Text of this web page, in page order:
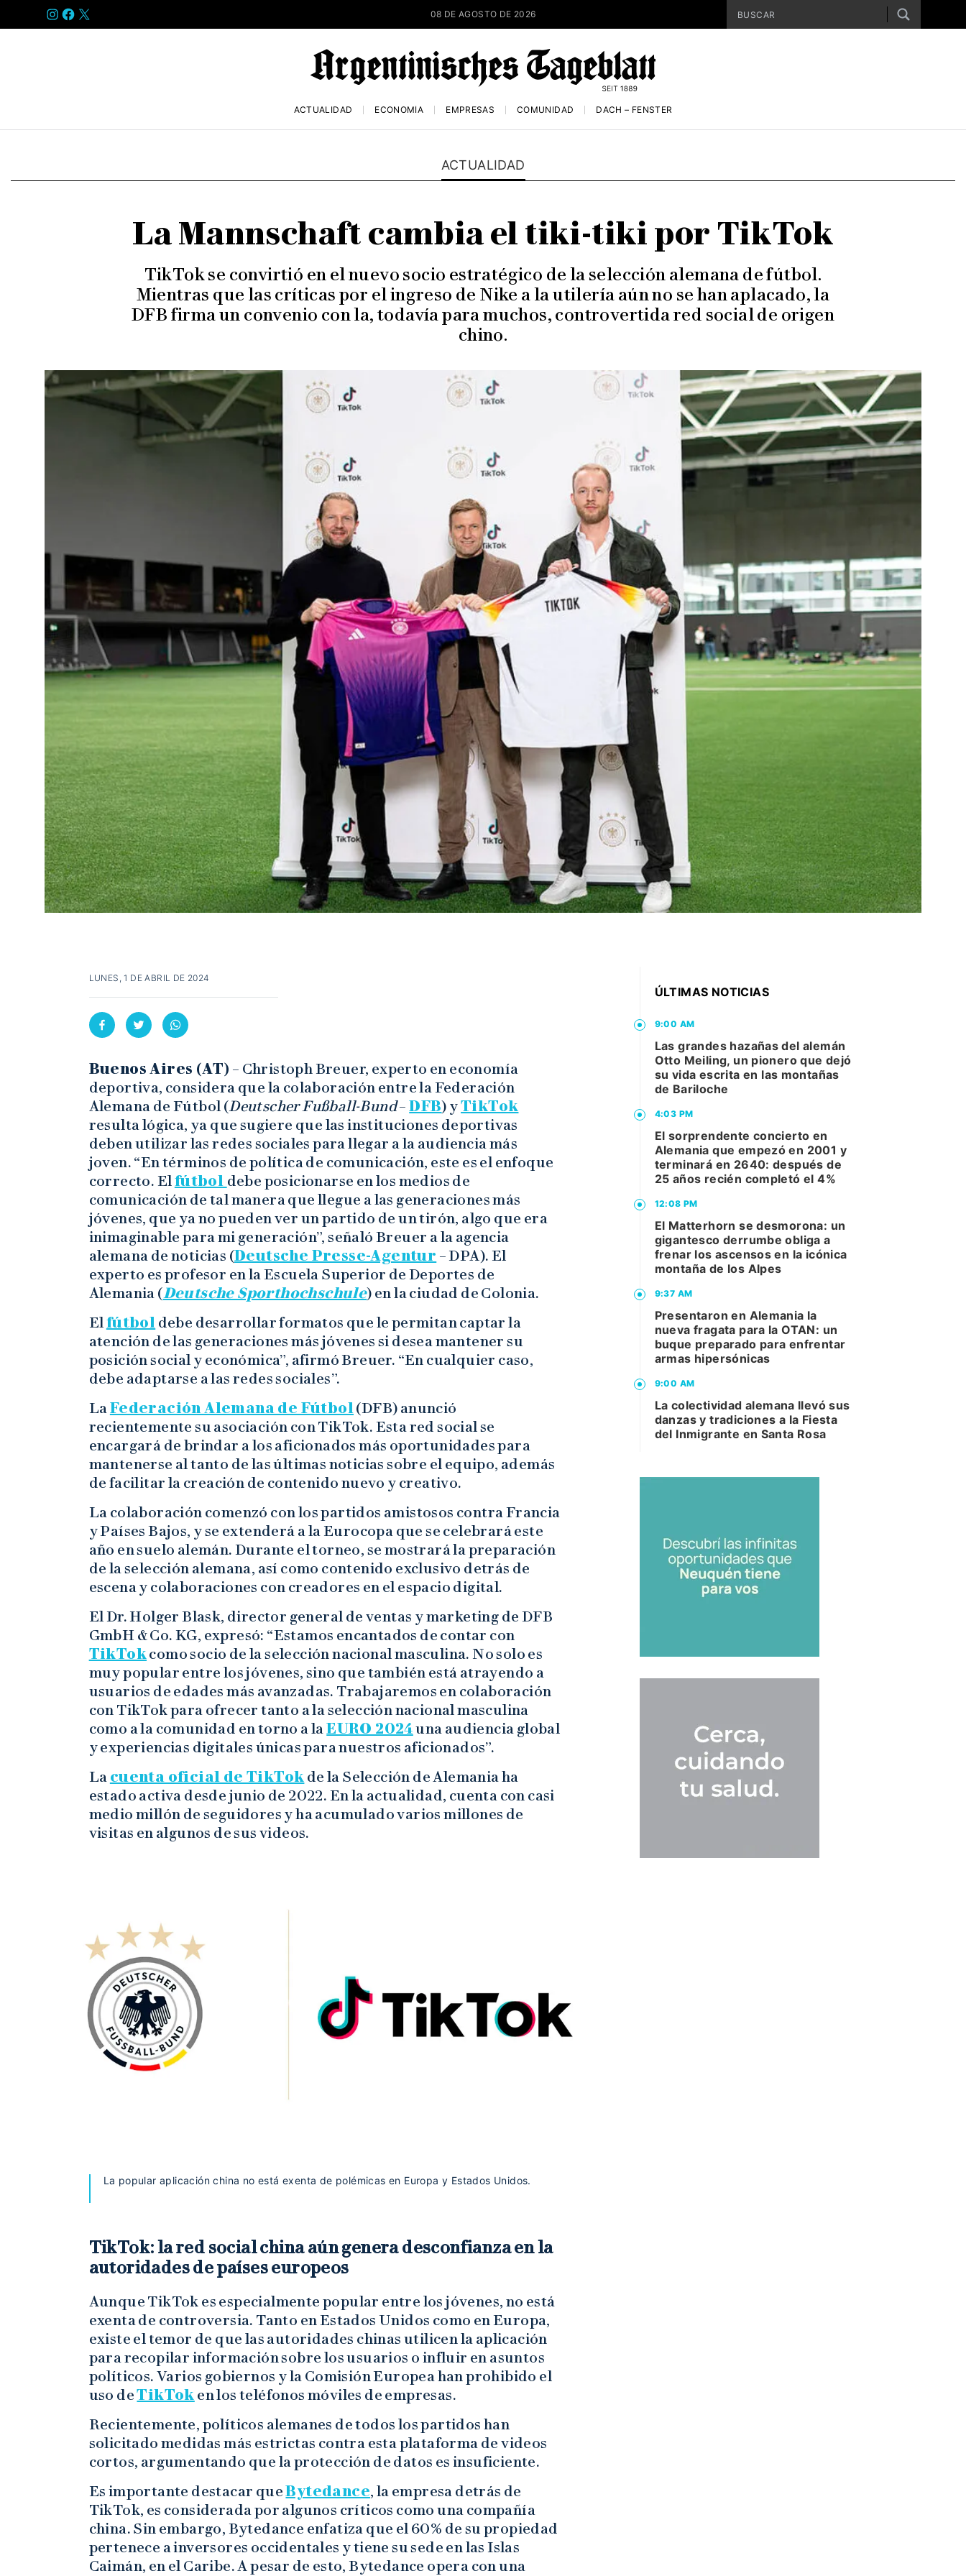
INSTAGRAM
FACEBOOK
X 08 DE AGOSTO DE 2026
ACTUALIDAD ECONOMÍA EMPRESAS COMUNIDAD DACH – FENSTER
ACTUALIDAD
La Mannschaft cambia el tiki-tiki por TikTok
TikTok se convirtió en el nuevo socio estratégico de la selección alemana de fútbol.
Mientras que las críticas por el ingreso de Nike a la utilería aún no se han aplacado, la
DFB firma un convenio con la, todavía para muchos, controvertida red social de origen
chino.
LUNES, 1 DE ABRIL DE 2024
Buenos Aires (AT) – Christoph Breuer, experto en economía
deportiva, considera que la colaboración entre la Federación
Alemana de Fútbol (Deutscher Fußball-Bund–DFB) yTikTok
resulta lógica, ya que sugiere que las instituciones deportivas
deben utilizar las redes sociales para llegar a la audiencia más
joven. “En términos de política de comunicación, este es el enfoque
correcto. Elfútbol debe posicionarse en los medios de
comunicación de tal manera que llegue a las generaciones más
jóvenes, que ya no pueden ver un partido de un tirón, algo que era
inimaginable para mi generación”, señaló Breuer a la agencia
alemana de noticias (Deutsche Presse-Agentur – DPA). El
experto es profesor en la Escuela Superior de Deportes de
Alemania (Deutsche Sporthochschule) en la ciudad de Colonia.
Elfútbol debe desarrollar formatos que le permitan captar la
atención de las generaciones más jóvenes si desea mantener su
posición social y económica”, afirmó Breuer. “En cualquier caso,
debe adaptarse a las redes sociales”.
LaFederación Alemana de Fútbol(DFB) anunció
recientemente su asociación con TikTok. Esta red social se
encargará de brindar a los aficionados más oportunidades para
mantenerse al tanto de las últimas noticias sobre el equipo, además
de facilitar la creación de contenido nuevo y creativo.
La colaboración comenzó con los partidos amistosos contra Francia
y Países Bajos, y se extenderá a la Eurocopa que se celebrará este
año en suelo alemán. Durante el torneo, se mostrará la preparación
de la selección alemana, así como contenido exclusivo detrás de
escena y colaboraciones con creadores en el espacio digital.
El Dr. Holger Blask, director general de ventas y marketing de DFB
GmbH & Co. KG, expresó: “Estamos encantados de contar con
TikTokcomo socio de la selección nacional masculina. No solo es
muy popular entre los jóvenes, sino que también está atrayendo a
usuarios de edades más avanzadas. Trabajaremos en colaboración
con TikTok para ofrecer tanto a la selección nacional masculina
como a la comunidad en torno a laEURO 2024una audiencia global
y experiencias digitales únicas para nuestros aficionados”.
La cuenta oficial de TikTok de la Selección de Alemania ha
estado activa desde junio de 2022. En la actualidad, cuenta con casi
medio millón de seguidores y ha acumulado varios millones de
visitas en algunos de sus videos.
La popular aplicación china no está exenta de polémicas en Europa y Estados Unidos.
TikTok: la red social china aún genera desconfianza en la
autoridades de países europeos
Aunque TikTok es especialmente popular entre los jóvenes, no está
exenta de controversia. Tanto en Estados Unidos como en Europa,
existe el temor de que las autoridades chinas utilicen la aplicación
para recopilar información sobre los usuarios o influir en asuntos
políticos. Varios gobiernos y la Comisión Europea han prohibido el
uso deTikTok en los teléfonos móviles de empresas.
Recientemente, políticos alemanes de todos los partidos han
solicitado medidas más estrictas contra esta plataforma de videos
cortos, argumentando que la protección de datos es insuficiente.
Es importante destacar queBytedance, la empresa detrás de
TikTok, es considerada por algunos críticos como una compañía
china. Sin embargo, Bytedance enfatiza que el 60% de su propiedad
pertenece a inversores occidentales y tiene su sede en las Islas
Caimán, en el Caribe. A pesar de esto, Bytedance opera con una
ÚLTIMAS NOTICIAS
9:00 AM
Las grandes hazañas del alemán
Otto Meiling, un pionero que dejó
su vida escrita en las montañas
de Bariloche
4:03 PM
El sorprendente concierto en
Alemania que empezó en 2001 y
terminará en 2640: después de
25 años recién completó el 4%
12:08 PM
El Matterhorn se desmorona: un
gigantesco derrumbe obliga a
frenar los ascensos en la icónica
montaña de los Alpes
9:37 AM
Presentaron en Alemania la
nueva fragata para la OTAN: un
buque preparado para enfrentar
armas hipersónicas
9:00 AM
La colectividad alemana llevó sus
danzas y tradiciones a la Fiesta
del Inmigrante en Santa Rosa